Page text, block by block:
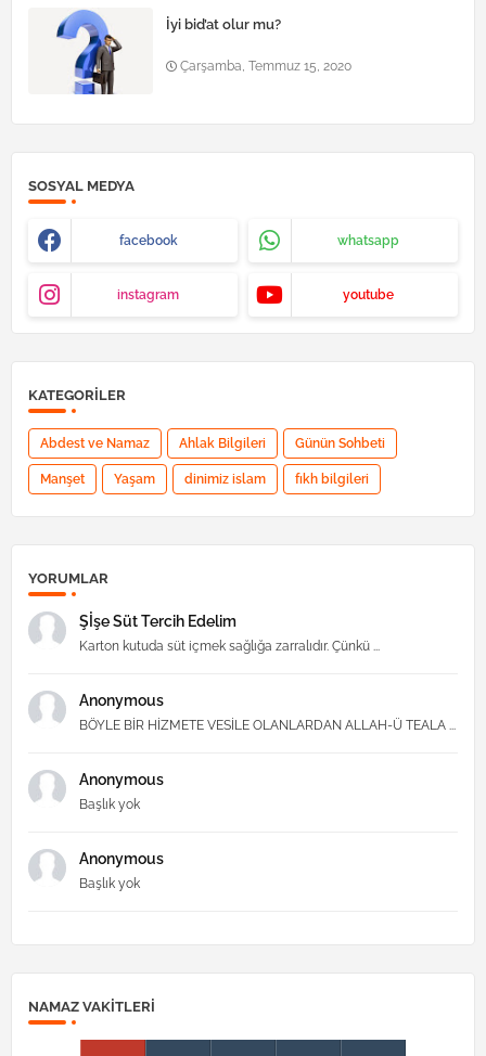
İyi bid’at olur mu?
Çarşamba, Temmuz 15, 2020
SOSYAL MEDYA
facebook whatsapp
instagram youtube
KATEGORILER
Abdest ve Namaz Ahlak Bilgileri Günün Sohbeti
Manşet Yaşam dinimiz islam fıkh bilgileri
YORUMLAR
Şİşe Süt Tercih Edelim
Karton kutuda süt içmek sağlığa zarralıdır. Çünkü ...
Anonymous
BÖYLE BİR HİZMETE VESİLE OLANLARDAN ALLAH-Ü TEALA ...
Anonymous
Başlık yok
Anonymous
Başlık yok
NAMAZ VAKITLERI